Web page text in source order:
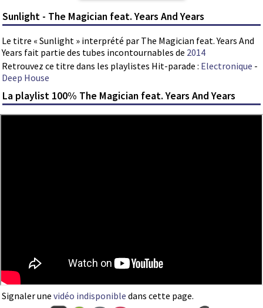
Sunlight - The Magician feat. Years And Years
Le titre « Sunlight » interprété par The Magician feat. Years And
Years fait partie des tubes incontournables de 2014
Retrouvez ce titre dans les playlistes Hit-parade : Electronique -
Deep House
La playlist 100% The Magician feat. Years And Years
Signaler une vidéo indisponible dans cette page.